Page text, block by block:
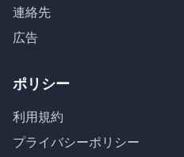
連絡先
広告
ポリシー
利用規約
プライバシーポリシー